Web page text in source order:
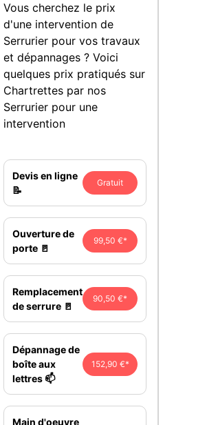
Vous cherchez le prix
d'une intervention de
Serrurier pour vos travaux
et dépannages ? Voici
quelques prix pratiqués sur
Chartrettes par nos
Serrurier pour une
intervention
Devis en ligne
📝
Gratuit
Ouverture de
porte 🚪
99,50 €*
Remplacement
de serrure 🚪
90,50 €*
Dépannage de
boîte aux
lettres 📫
152,90 €*
Main d'oeuvre